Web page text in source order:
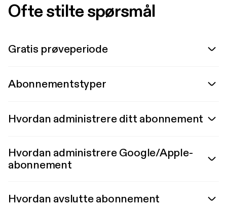
Ofte stilte spørsmål
Gratis prøveperiode
Abonnementstyper
Hvordan administrere ditt abonnement
Hvordan administrere Google/Apple-
abonnement
Hvordan avslutte abonnement